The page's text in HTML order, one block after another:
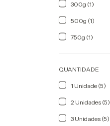
300g (1)
500g (1)
750g (1)
QUANTIDADE
1 Unidade (5)
2 Unidades (5)
3 Unidades (5)